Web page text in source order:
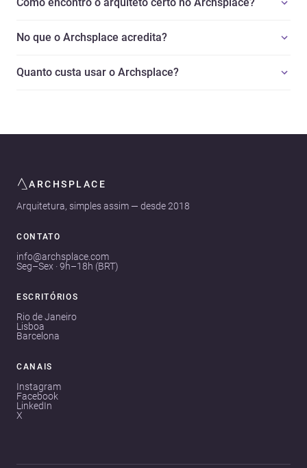
No que o Archsplace acredita?
Quanto custa usar o Archsplace?
ARCHSPLACE
Arquitetura, simples assim — desde 2018
CONTATO
info@archsplace.com
Seg–Sex · 9h–18h (BRT)
ESCRITÓRIOS
Rio de Janeiro
Lisboa
Barcelona
CANAIS
Instagram
Facebook
LinkedIn
X